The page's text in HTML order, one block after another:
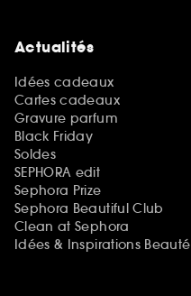
Actualités
Idées cadeaux
Cartes cadeaux
Gravure parfum
Black Friday
Soldes
SEPHORA edit
Sephora Prize
Sephora Beautiful Club
Clean at Sephora
Idées & Inspirations Beauté